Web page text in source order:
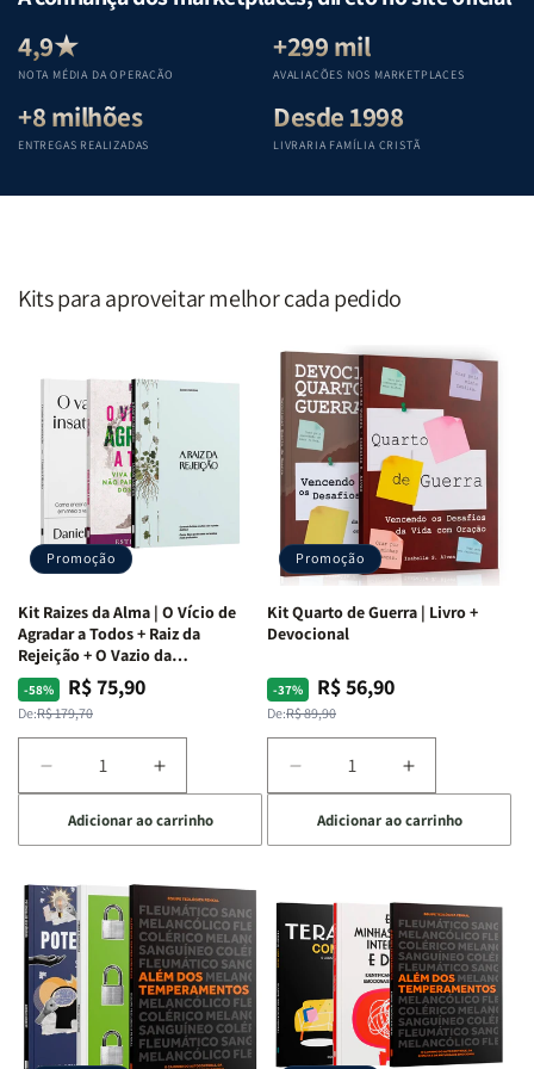
Equipe
Teológica
Penkal
Equipe
Penkal
Equipe
Teológica
Penkal
Equipe
4,9★
NOTA MÉDIA DA OPERAÇÃO
+299 mil
AVALIAÇÕES NOS MARKETPLACES
+8 milhões
ENTREGAS REALIZADAS
Desde 1998
LIVRARIA FAMÍLIA CRISTÃ
Kits para aproveitar melhor cada pedido
Promoção
Kit Raizes da Alma | O Vício de
Agradar a Todos + Raiz da
Rejeição + O Vazio da
Insatisfação.
-58%
Preço
normal
De:R$ 179,70
Preço
promocional
R$ 75,90
Diminuir
a
quantidade
de
Raizes
da
Alma
|
O
Vício
Aumentar
a
quantidade
de
Raizes
da
Alma
|
O
Vício
de
Adicionar ao carrinho
Promoção
Kit Quarto de Guerra | Livro +
Devocional
-37%
Preço
normal
De:R$ 89,90
Preço
promocional
R$ 56,90
Diminuir
a
quantidade
de
Quarto
de
Guerra
Livro
+
Devocional
Aumentar
a
quantidade
de
Quarto
de
Guerra
|
Livro
+
Devocional
Adicionar ao carrinho